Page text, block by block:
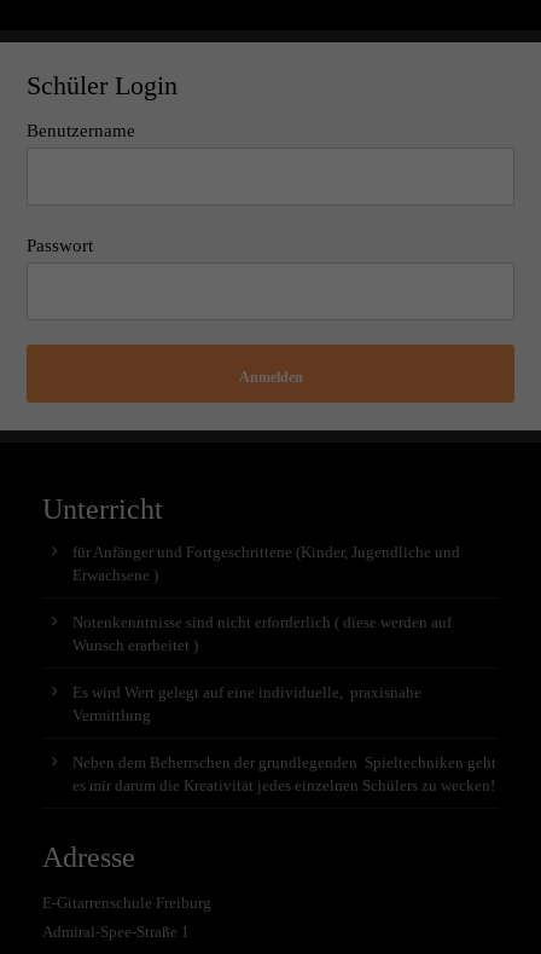
Schüler Login
Benutzername
Passwort
Anmelden
Unterricht
für Anfänger und Fortgeschrittene (Kinder, Jugendliche und
Erwachsene )
Notenkenntnisse sind nicht erforderlich ( diese werden auf
Wunsch erarbeitet )
Es wird Wert gelegt auf eine individuelle, praxisnahe
Vermittlung
Neben dem Beherrschen der grundlegenden Spieltechniken geht
es mir darum die Kreativität jedes einzelnen Schülers zu wecken!
Adresse
E-Gitarrenschule Freiburg
Admiral-Spee-Straße 1